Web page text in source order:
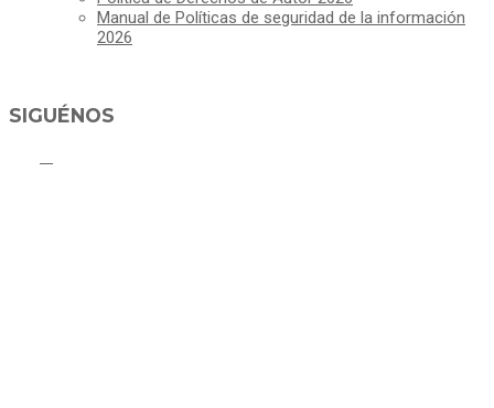
Manual de Políticas de seguridad de la información
2026
SIGUÉNOS